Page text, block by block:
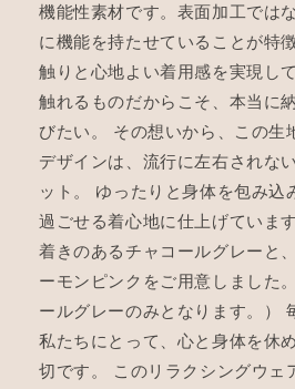
機能性素材です。表面加工では
に機能を持たせていることが特
触りと心地よい着用感を実現し
触れるものだからこそ、本当に
びたい。 その想いから、この生
デザインは、流行に左右されな
ット。 ゆったりと身体を包み込
過ごせる着心地に仕上げていま
着きのあるチャコールグレーと
ーモンピンクをご用意しました
ールグレーのみとなります。）
私たちにとって、心と身体を休
切です。 このリラクシングウェ